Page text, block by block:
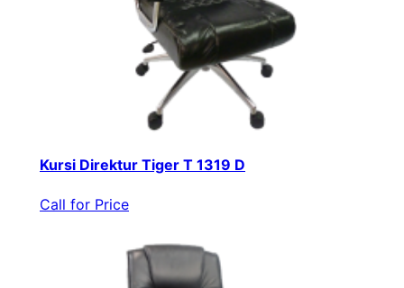
Kursi Direktur Tiger T 1319 D
Call for Price